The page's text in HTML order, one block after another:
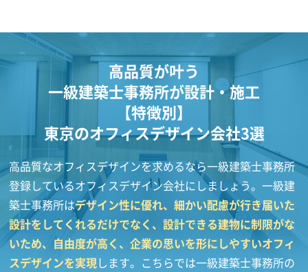
高品質が叶う
一級建築士事務所が設計・施工
【特徴別】
東京のオフィスデザイン会社3選
高品質なオフィスデザインを求めるなら一級建築士事務所
登録しているオフィスデザイン会社にしましょう。一級建
築士事務所はデザイン性に優れ、細かい配慮が行き届いた
設計をしてくれるだけでなく、設計できる建物に制限がな
いため、自由度が高く、企業の思いを形にしやすいオフィ
スデザインを実現します。こちらでは一級建築士事務所の